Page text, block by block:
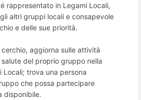
rappresentato in Legami Locali,
altri gruppi locali e consapevole
e delle sue priorità.
aggiorna sulle attività
del proprio gruppo nella
Locali; trova una persona
che possa partecipare
disponibile.